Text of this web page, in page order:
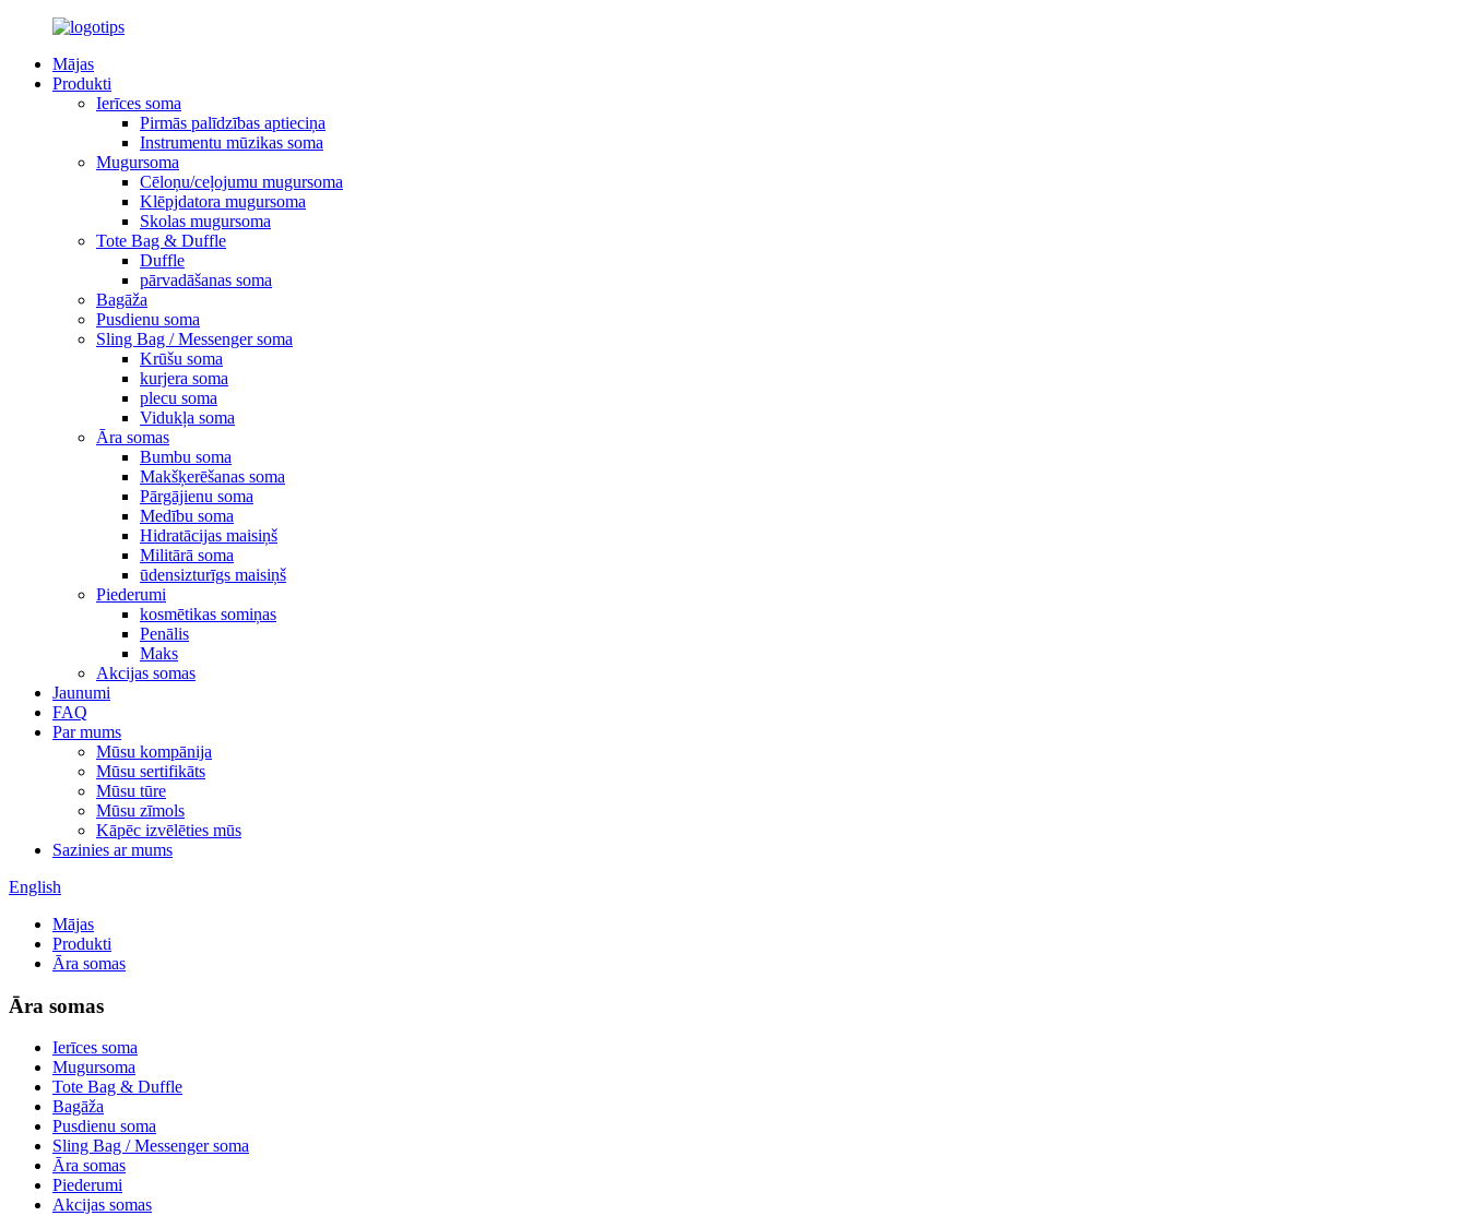
Mājas
Produkti
Ierīces soma
Pirmās palīdzības aptieciņa
Instrumentu mūzikas soma
Mugursoma
Cēloņu/ceļojumu mugursoma
Klēpjdatora mugursoma
Skolas mugursoma
Tote Bag & Duffle
Duffle
pārvadāšanas soma
Bagāža
Pusdienu soma
Sling Bag / Messenger soma
Krūšu soma
kurjera soma
plecu soma
Vidukļa soma
Āra somas
Bumbu soma
Makšķerēšanas soma
Pārgājienu soma
Medību soma
Hidratācijas maisiņš
Militārā soma
ūdensizturīgs maisiņš
Piederumi
kosmētikas somiņas
Penālis
Maks
Akcijas somas
Jaunumi
FAQ
Par mums
Mūsu kompānija
Mūsu sertifikāts
Mūsu tūre
Mūsu zīmols
Kāpēc izvēlēties mūs
Sazinies ar mums
English
Mājas
Produkti
Āra somas
Āra somas
Ierīces soma
Mugursoma
Tote Bag & Duffle
Bagāža
Pusdienu soma
Sling Bag / Messenger soma
Āra somas
Piederumi
Akcijas somas